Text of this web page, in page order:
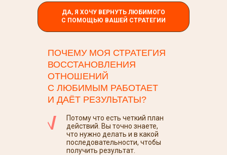
ДА, Я ХОЧУ ВЕРНУТЬ ЛЮБИМОГО
С ПОМОЩЬЮ ВАШЕЙ СТРАТЕГИИ
Потому что есть четкий план
действий. Вы точно знаете,
что нужно делать и в какой
последовательности, чтобы
получить результат.
ПОЧЕМУ МОЯ СТРАТЕГИЯ
ВОССТАНОВЛЕНИЯ
ОТНОШЕНИЙ
С ЛЮБИМЫМ РАБОТАЕТ
И ДАЁТ РЕЗУЛЬТАТЫ?